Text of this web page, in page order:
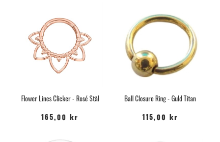
Flower Lines Clicker - Rosé Stål
165,00 kr
Ball Closure Ring - Guld Titan
115,00 kr